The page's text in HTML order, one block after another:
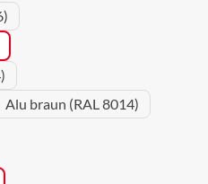
Alu braun (RAL 8014)